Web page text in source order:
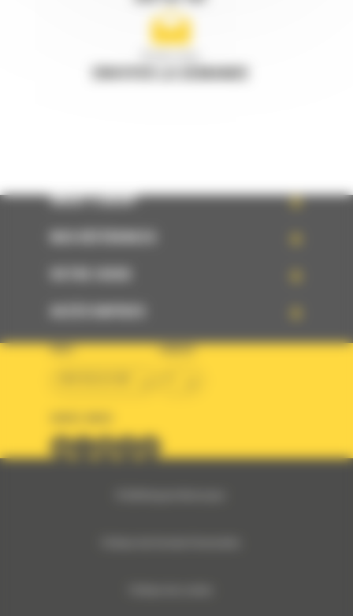
WHAT’S NEW?
PAYS LANGUE